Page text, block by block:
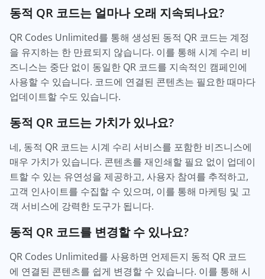
동적 QR 코드는 얼마나 오래 지속되나요?
QR Codes Unlimited를 통해 생성된 동적 QR 코드는 계정
을 유지하는 한 만료되지 않습니다. 이를 통해 시계 수리 비
즈니스는 중단 없이 동일한 QR 코드를 지속적인 캠페인에
사용할 수 있습니다. 코드에 연결된 콘텐츠는 필요한 때마다
업데이트할 수도 있습니다.
동적 QR 코드는 가치가 있나요?
네, 동적 QR 코드는 시계 수리 서비스를 포함한 비즈니스에
매우 가치가 있습니다. 콘텐츠를 재인쇄할 필요 없이 업데이
트할 수 있는 유연성을 제공하고, 사용자 참여를 추적하고,
고객 인사이트를 수집할 수 있으며, 이를 통해 마케팅 및 고
객 서비스에 강력한 도구가 됩니다.
동적 QR 코드를 변경할 수 있나요?
QR Codes Unlimited를 사용하면 언제든지 동적 QR 코드
에 연결된 콘텐츠를 쉽게 변경할 수 있습니다. 이를 통해 시